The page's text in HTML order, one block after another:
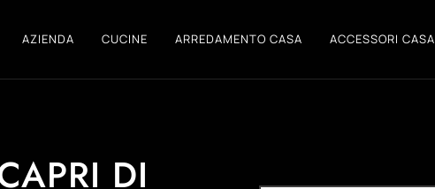
AZIENDA CUCINE ARREDAMENTO CASA ACCESSORI CASA
DI